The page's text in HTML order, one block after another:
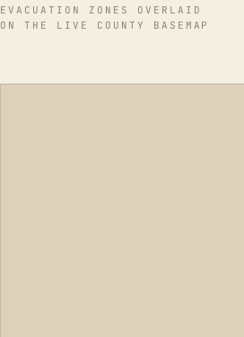
EVACUATION ZONES OVERLAID
ON THE LIVE COUNTY BASEMAP